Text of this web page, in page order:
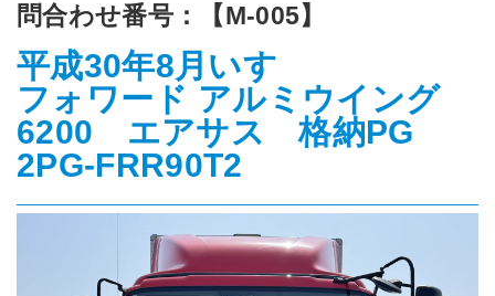
問合わせ番号： 【M-005】
平成30年8月 いすゞ
フォワード アルミウイング
6200 エアサス 格納PG
2PG-FRR90T2